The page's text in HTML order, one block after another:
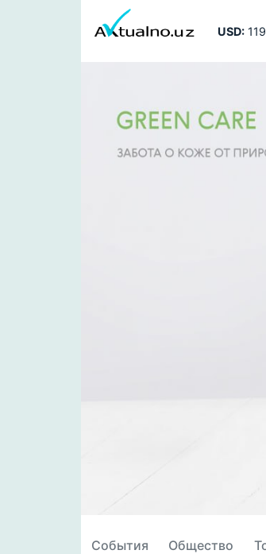
USD:
События Общество